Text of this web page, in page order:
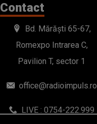
Contact
Bd. Mărăști 65-67,
Romexpo Intrarea C,
Pavilion T, sector 1
office@radioimpuls.ro
LIVE : 0754-222.999